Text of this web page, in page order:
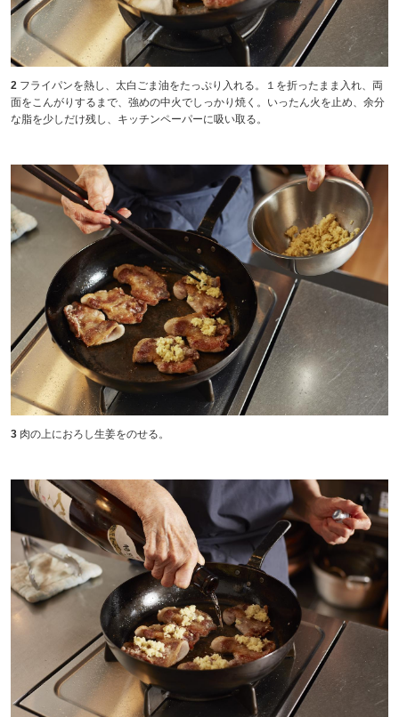
2 フライパンを熱し、太白ごま油をたっぷり入れる。１を折ったまま入れ、両
面をこんがりするまで、強めの中火でしっかり焼く。いったん火を止め、余分
な脂を少しだけ残し、キッチンペーパーに吸い取る。
3 肉の上におろし生姜をのせる。